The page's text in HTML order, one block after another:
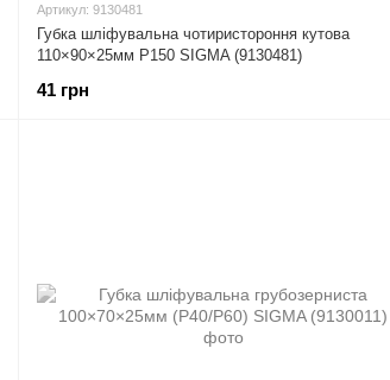
Артикул: 9130481
Губка шліфувальна чотиристороння кутова
110×90×25мм P150 SIGMA (9130481)
41 грн